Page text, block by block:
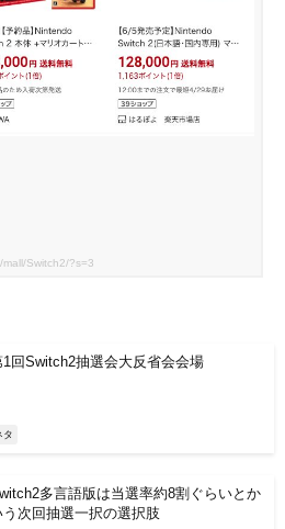
Switch2/?s=3
1回Switch2抽選会大反省会会場
タ
多言語版は当選率約8割ぐらいとか
う次回抽選一択の選択肢